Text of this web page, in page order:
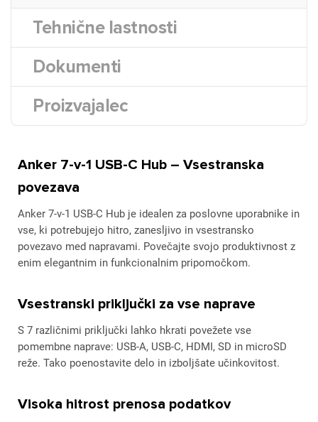
Tehnične lastnosti
Dokumenti
Proizvajalec
Anker 7-v-1 USB-C Hub – Vsestranska
povezava
Anker 7-v-1 USB-C Hub je idealen za poslovne uporabnike in
vse, ki potrebujejo hitro, zanesljivo in vsestransko
povezavo med napravami. Povečajte svojo produktivnost z
enim elegantnim in funkcionalnim pripomočkom.
Vsestranski priključki za vse naprave
S 7 različnimi priključki lahko hkrati povežete vse
pomembne naprave: USB-A, USB-C, HDMI, SD in microSD
reže. Tako poenostavite delo in izboljšate učinkovitost.
Visoka hitrost prenosa podatkov